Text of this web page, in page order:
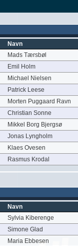
Navn
Mads Tærsbøl
Emil Holm
Michael Nielsen
Patrick Leese
Morten Puggaard Ravn
Christian Sonne
Mikkel Borg Bjergsø
Jonas Lyngholm
Klaes Ovesen
Rasmus Krodal
Navn
Sylvia Kiberenge
Simone Glad
Maria Ebbesen